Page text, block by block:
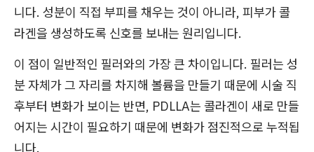
니다. 성분이 직접 부피를 채우는 것이 아니라, 피부가 콜
라겐을 생성하도록 신호를 보내는 원리입니다.
이 점이 일반적인 필러와의 가장 큰 차이입니다. 필러는 성
분 자체가 그 자리를 차지해 볼륨을 만들기 때문에 시술 직
후부터 변화가 보이는 반면, PDLLA는 콜라겐이 새로 만들
어지는 시간이 필요하기 때문에 변화가 점진적으로 누적됩
니다.